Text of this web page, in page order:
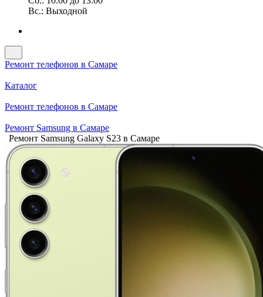
Вс.: Выходной
Ремонт телефонов в Самаре
Каталог
Ремонт телефонов в Самаре
Ремонт Samsung в Самаре
Ремонт Samsung Galaxy S23 в Самаре